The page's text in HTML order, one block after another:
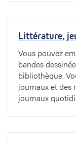
Littérature,
Vous pouvez
bandes
bibliothèque.
journaux et des
journaux